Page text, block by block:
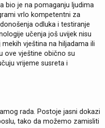
bio je na pomaganju ljudima
vrlo kompetentni za
odluka i testiranje
učenja još uvijek nisu
vještina na hiljadama ili
ove vještine obično su
vrijeme susreta i
rada. Postoje jasni dokazi
tako da možemo zamisliti